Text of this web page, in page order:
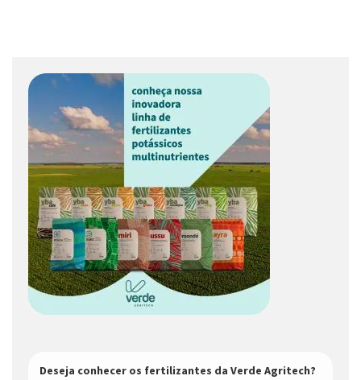
Deseja conhecer os fertilizantes da Verde Agritech?